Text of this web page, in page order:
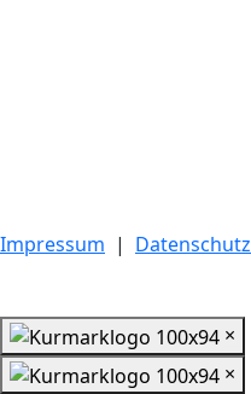
Impressum | Datenschutz
×
×